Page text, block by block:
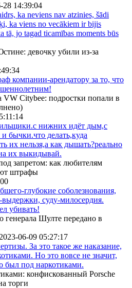
28 14:39:04
ka neviens nav atzinies, šādi
ka viens no vecākiem ir bijis
tā, jo tagad ticamības moments būs
девочку убили из-за
компании-арендатору за то, что
Citybee: подростки попали в
нижних идёт дым,с
бычки.что делать,куда
их нельзя,а как дышать?реально
их выкидывай.
запретом: как любителям
штрафы
глубокие соболезнования,
выдержки, суду-милосердия.
убивать!
генерала Шулте передано в
2023-06-09 05:27:17
За это такое же наказание,
Но это вовсе не значит,
был под наркотиками.
конфискованный Porsche
торги